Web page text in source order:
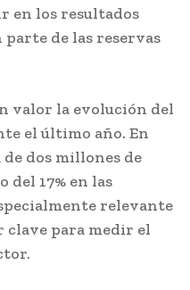
en los resultados
parte de las reservas
valor la evolución del
el último año. En
dos millones de
17% en las
relevante
para medir el